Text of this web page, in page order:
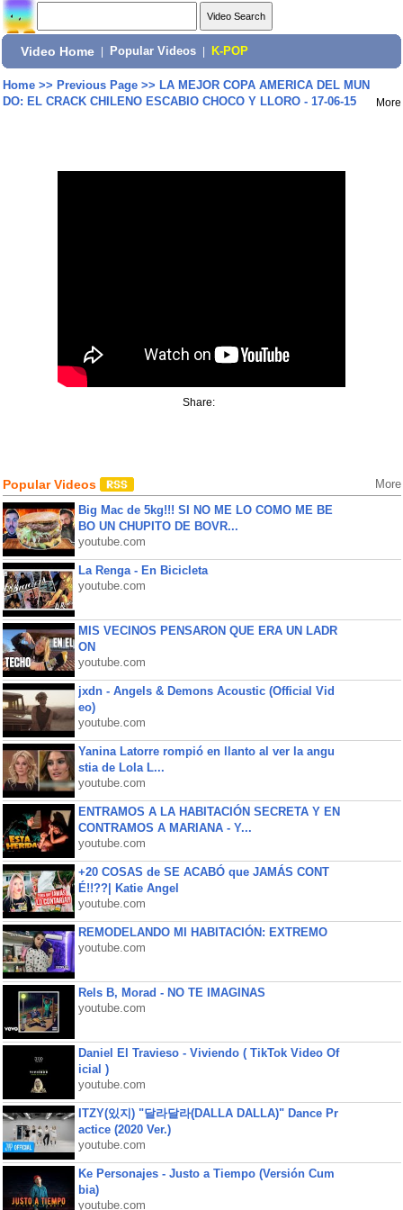
Video Home Popular Videos K-POP
Home>> Previous Page>> LA MEJOR COPA AMERICA DEL MUN
DO: EL CRACK CHILENO ESCABIO CHOCO Y LLORO - 17-06-15
More
Share:
Popular Videos More
Big Mac de 5kg!!! SI NO ME LO COMO ME BE
BO UN CHUPITO DE BOVR...
youtube.com
La Renga - En Bicicleta
youtube.com
MIS VECINOS PENSARON QUE ERA UN LADR
ON
youtube.com
jxdn - Angels & Demons Acoustic (Official Vid
eo)
youtube.com
Yanina Latorre rompió en llanto al ver la angu
stia de Lola L...
youtube.com
ENTRAMOS A LA HABITACIÓN SECRETA Y EN
CONTRAMOS A MARIANA - Y...
youtube.com
+20 COSAS de SE ACABÓ que JAMÁS CONT
É!!??| Katie Angel
youtube.com
REMODELANDO MI HABITACIÓN: EXTREMO
youtube.com
Rels B, Morad - NO TE IMAGINAS
youtube.com
Daniel El Travieso - Viviendo ( TikTok Video Of
icial )
youtube.com
ITZY(있지) "달라달라(DALLA DALLA)" Dance Pr
actice (2020 Ver.)
youtube.com
Ke Personajes - Justo a Tiempo (Versión Cum
bia)
youtube.com